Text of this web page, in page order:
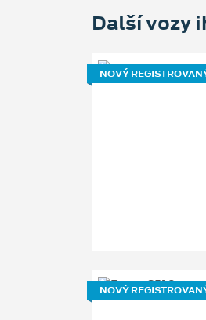
Další vozy
NOVÝ
NOVÝ